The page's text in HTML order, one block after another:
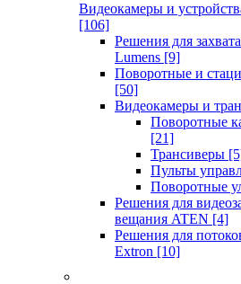
Видеокамеры и
[106]
Решения для
Lumens [9]
Поворотные и
[50]
Видеокамеры и
Поворотные
[21]
Трансиверы
Пульты
Поворотные
Решения для
вещания ATEN [4]
Решения для
Extron [10]